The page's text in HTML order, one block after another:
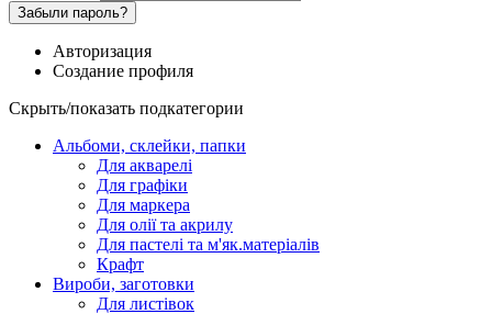
Забыли пароль?
Авторизация
Создание профиля
Скрыть/показать подкатегории
Альбоми, склейки, папки
Для акварелі
Для графіки
Для маркера
Для олії та акрилу
Для пастелі та м'як.матеріалів
Крафт
Вироби, заготовки
Для листівок